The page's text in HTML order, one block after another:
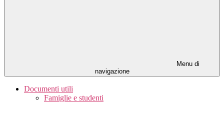
Menu di
navigazione
Documenti utili
Famiglie e studenti